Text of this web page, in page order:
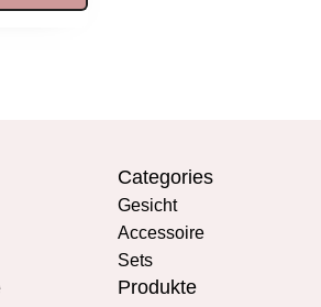
Categories
Gesicht
Accessoire
Sets
Produkte